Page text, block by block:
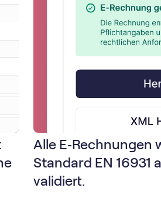
Alle E‑Rechnungen
Standard EN 16931
validiert.